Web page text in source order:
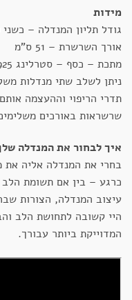
מידות
גודל תליון המנדלה –
אורך השרשרת – 51 ס"מ
מתכת – כסף – סטרלינג 925, סוליד
ניתן לשלב שתי מנדלות
תדרי הריפוי וההעצמה
שרשראות באורכים
איך לבחור את המנדלה
בחרי את המנדלה אליה את
כרגע – בין אם תשומת
עיצוב המנדלה, הצורות
היי קשובה לתחושת הלב
המדוייקת ביותר עבורך.